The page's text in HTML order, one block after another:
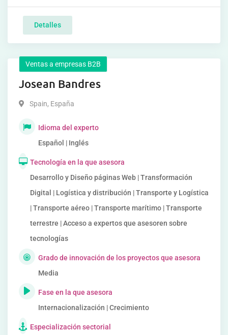
Detalles
Ventas a empresas B2B
Josean Bandres
Spain, España
Idioma del experto
Español | Inglés
Tecnología en la que asesora
Desarrollo y Diseño páginas Web | Transformación
Digital | Logística y distribución | Transporte y Logística
| Transporte aéreo | Transporte marítimo | Transporte
terrestre | Acceso a expertos que asesoren sobre
tecnologías
Grado de innovación de los proyectos que asesora
Media
Fase en la que asesora
Internacionalización | Crecimiento
Especialización sectorial